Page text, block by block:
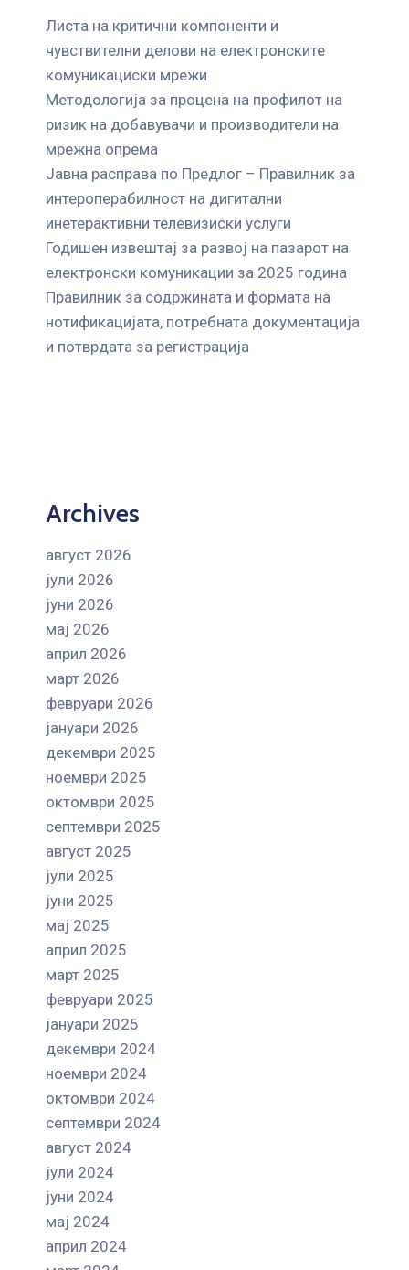
Листа на критични компоненти и
чувствителни делови на електронските
комуникациски мрежи
Mетодологија за процена на профилот на
ризик на добавувачи и производители на
мрежна опрема
Јавна расправа по Предлог – Правилник за
интероперабилност на дигитални
инетерактивни телевизиски услуги
Годишен извештај за развој на пазарот на
електронски комуникации за 2025 година
Правилник за содржината и формата на
нотификацијата, потребната документација
и потврдата за регистрација
Archives
август 2026
јули 2026
јуни 2026
мај 2026
април 2026
март 2026
февруари 2026
јануари 2026
декември 2025
ноември 2025
октомври 2025
септември 2025
август 2025
јули 2025
јуни 2025
мај 2025
април 2025
март 2025
февруари 2025
јануари 2025
декември 2024
ноември 2024
октомври 2024
септември 2024
август 2024
јули 2024
јуни 2024
мај 2024
април 2024